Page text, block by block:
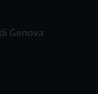
Genova